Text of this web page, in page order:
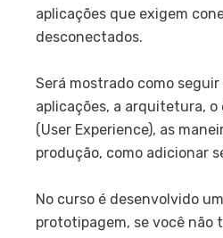
aplicações que exigem
desconectados.
Será mostrado como
aplicações, a arquitetura, o
(User Experience), as
produção, como adicionar
No curso é desenvolvido
prototipagem, se você não